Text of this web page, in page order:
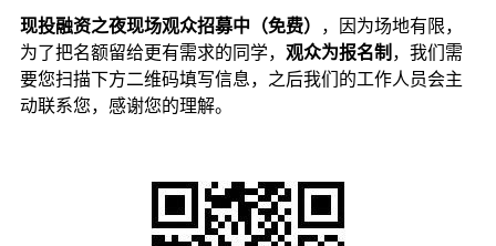
现投融资之夜现场观众招募中（免费）
，因为场地有限，
为了把名额留给更有需求的同学， 观众为报名制 ，我们需
要您扫描下方二维码填写信息，之后我们的工作人员会主
动联系您，感谢您的理解。